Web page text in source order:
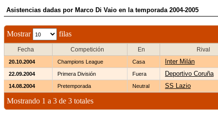
Asistencias dadas por Marco Di Vaio en la temporada 2004-2005
Mostrar filas
Fecha Competición En Rival
20.10.2004 Champions League Casa Inter Milán
22.09.2004 Primera División Fuera Deportivo Coruña
14.08.2004 Pretemporada Neutral SS Lazio
Mostrando 1 a 3 de 3 totales